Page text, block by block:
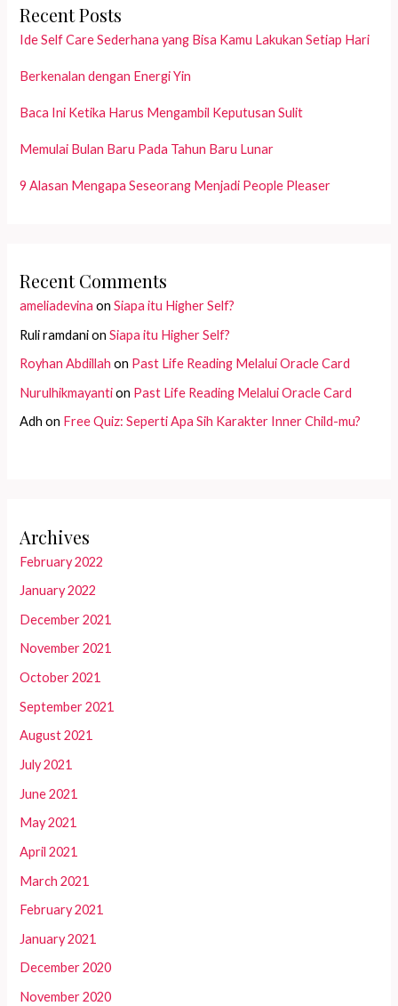
Recent Posts
Ide Self Care Sederhana yang Bisa Kamu Lakukan Setiap Hari
Berkenalan dengan Energi Yin
Baca Ini Ketika Harus Mengambil Keputusan Sulit
Memulai Bulan Baru Pada Tahun Baru Lunar
9 Alasan Mengapa Seseorang Menjadi People Pleaser
Recent Comments
ameliadevina onSiapa itu Higher Self?
Ruli ramdanionSiapa itu Higher Self?
Royhan Abdillah on Past Life Reading Melalui Oracle Card
Nurulhikmayantion Past Life Reading Melalui Oracle Card
Adh on Free Quiz: Seperti Apa Sih Karakter Inner Child-mu?
Archives
February 2022
January 2022
December 2021
November 2021
October 2021
September 2021
August 2021
July 2021
June 2021
May 2021
April 2021
March 2021
February 2021
January 2021
December 2020
November 2020